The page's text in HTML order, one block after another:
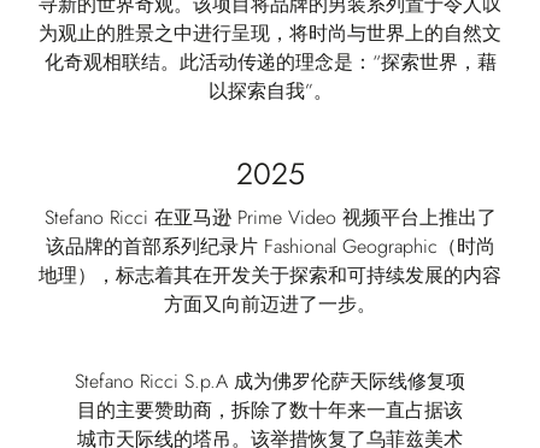
为观止的胜景之中进行呈现，将时尚与世界上的自然文
化奇观相联结。此活动传递的理念是：“探索世界，藉
以探索自我”。
2025
Stefano Ricci 在亚马逊 Prime Video 视频平台上推出了
该品牌的首部系列纪录片 Fashional Geographic（时尚
地理），标志着其在开发关于探索和可持续发展的内容
方面又向前迈进了一步。
Stefano Ricci S.p.A 成为佛罗伦萨天际线修复项
目的主要赞助商，拆除了数十年来一直占据该
城市天际线的塔吊。该举措恢复了乌菲兹美术